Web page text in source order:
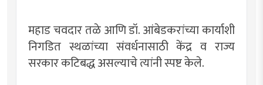
महाड चवदार तळे आणि डॉ. आंबेडकरांच्या कार्याशी
निगडित स्थळांच्या संवर्धनासाठी केंद्र व राज्य
सरकार कटिबद्ध असल्याचे त्यांनी स्पष्ट केले.